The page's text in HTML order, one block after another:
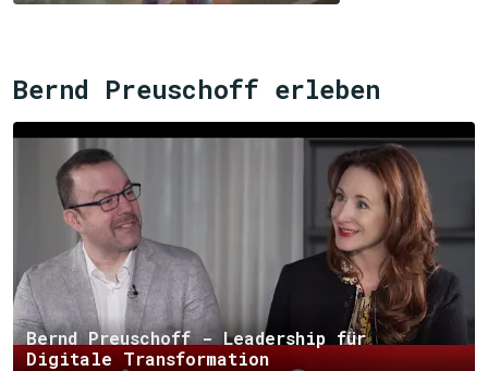
Bernd Preuschoff erleben
Bernd Preuschoff - Leadership für
Digitale Transformation